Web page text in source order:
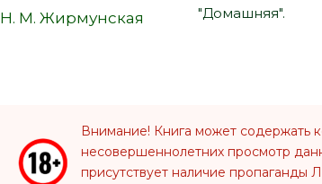
Н. М. Жирмунская
"Домашняя".
Внимание! Книга может содержать
несовершеннолетних просмотр
присутствует наличие пропаганды